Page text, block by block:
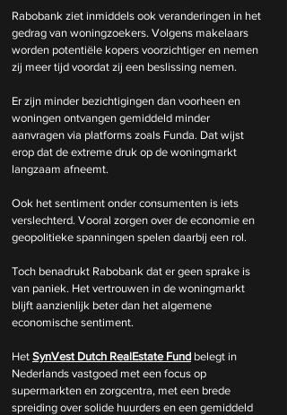
Rabobank ziet inmiddels ook veranderingen in het
gedrag van woningzoekers. Volgens makelaars
worden potentiële kopers voorzichtiger en nemen
zij meer tijd voordat zij een beslissing nemen.
Er zijn minder bezichtigingen dan voorheen en
woningen ontvangen gemiddeld minder
aanvragen via platforms zoals Funda. Dat wijst
erop dat de extreme druk op de woningmarkt
langzaam afneemt.
Ook het sentiment onder consumenten is iets
verslechterd. Vooral zorgen over de economie en
geopolitieke spanningen spelen daarbij een rol.
Toch benadrukt Rabobank dat er geen sprake is
van paniek. Het vertrouwen in de woningmarkt
blijft aanzienlijk beter dan het algemene
economische sentiment.
Het SynVest Dutch RealEstate Fund belegt in
Nederlands vastgoed met een focus op
supermarkten en zorgcentra, met een brede
spreiding over solide huurders en een gemiddeld